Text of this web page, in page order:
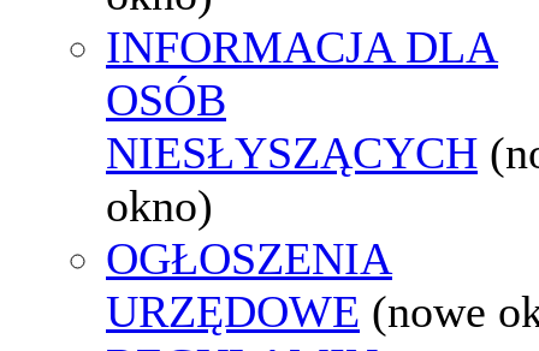
INFORMACJA DLA
OSÓB
NIESŁYSZĄCYCH
okno)
OGŁOSZENIA
URZĘDOWE (nowe